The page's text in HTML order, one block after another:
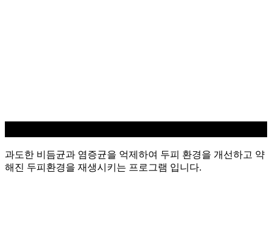
과도한 비듬균과 염증균을 억제하여 두피 환경을 개선하고 약
해진 두피환경을 재생시키는 프로그램 입니다.